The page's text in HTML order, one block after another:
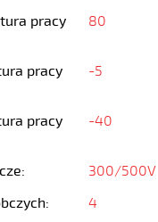
pracy
80
pracy
-5
pracy
-40
300/500V
4